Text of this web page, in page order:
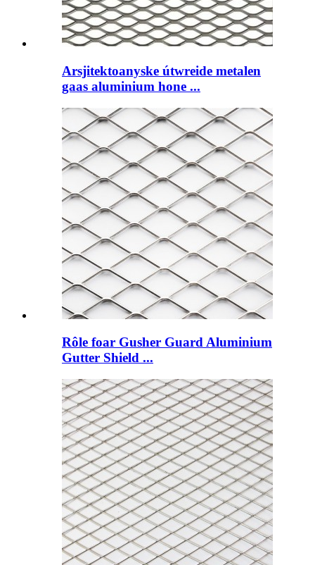
Arsjitektoanyske útwreide metalen
gaas aluminium hone ...
Rôle foar Gusher Guard Aluminium
Gutter Shield ...